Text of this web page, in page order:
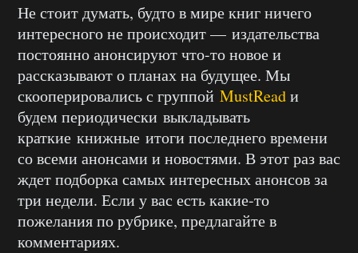
Не стоит думать, будто в мире книг ничего
интересного не происходит — издательства
постоянно анонсируют что-то новое и
рассказывают о планах на будущее. Мы
скооперировались с группой MustReadи
будем периодически выкладывать
краткие книжные итоги последнего времени
со всеми анонсами и новостями. В этот раз вас
ждет подборка самых интересных анонсов за
три недели. Если у вас есть какие-то
пожелания по рубрике, предлагайте в
комментариях.